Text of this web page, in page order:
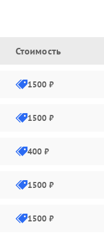
Стоимость
1500 ₽
1500 ₽
400 ₽
1500 ₽
1500 ₽